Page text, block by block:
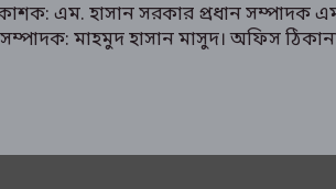
এম. হাসান সরকার প্রধান
সম্পাদক: মাহমুদ হাসান মাসুদ। অফিস